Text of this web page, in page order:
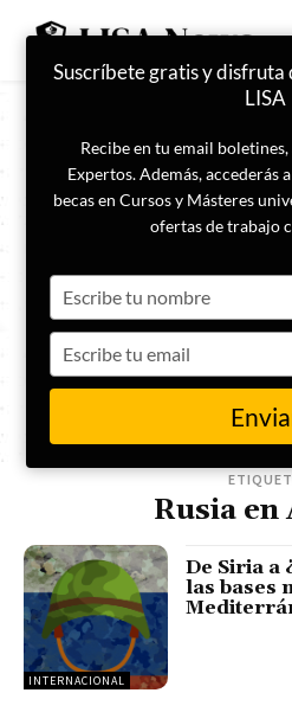
Rusia en
INTERNACIONAL
De Siria a
las bases
Suscríbete gratis y disfruta
LISA
Recibe en tu email
Expertos. Además, accederás
becas en Cursos y Másteres
ofertas de trabajo
your
name
your
email